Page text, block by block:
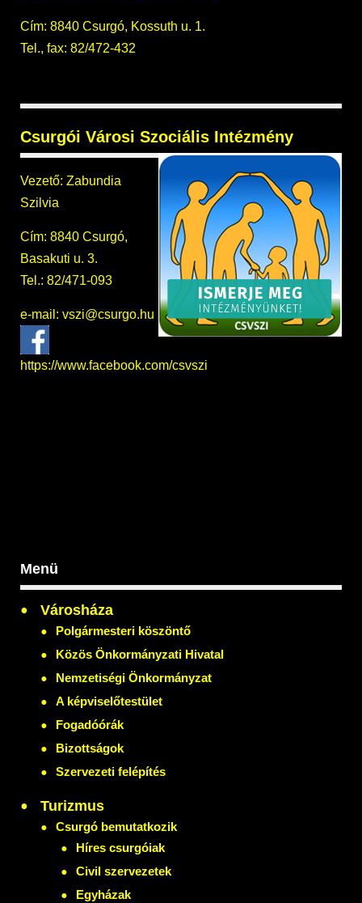
Cím: 8840 Csurgó, Kossuth u. 1.
Tel., fax: 82/472-432
Csurgói Városi Szociális Intézmény
Vezető: Zabundia
Szilvia
Cím: 8840 Csurgó,
Basakuti u. 3.
Tel.: 82/471-093
e-mail: vszi@csurgo.hu
https://www.facebook.com/csvszi
Menü
Városháza
Polgármesteri köszöntő
Közös Önkormányzati Hivatal
Nemzetiségi Önkormányzat
A képviselőtestület
Fogadóórák
Bizottságok
Szervezeti felépítés
Turizmus
Csurgó bemutatkozik
Híres csurgóiak
Civil szervezetek
Egyházak